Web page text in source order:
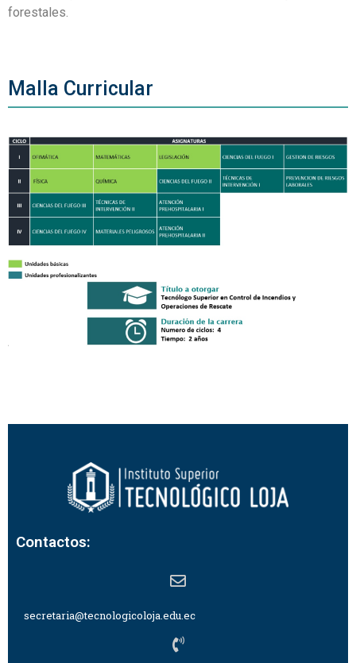
forestales.
Malla Curricular
Contactos:
secretaria@tecnologicoloja.edu.ec